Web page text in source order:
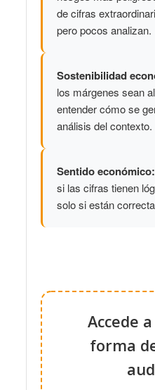
de cifras
pero pocos analizan.
Sostenibilidad
los márgenes sean
entender cómo se
análisis del contexto.
Sentido económico:
si las cifras tienen
solo si están
Accede
forma